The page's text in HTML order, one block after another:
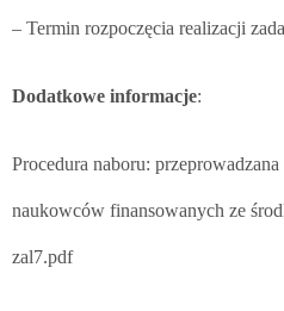
– Termin rozpoczęcia realizacji
Dodatkowe informacje:
Procedura naboru:
naukowców finansowanych ze
zal7.pdf